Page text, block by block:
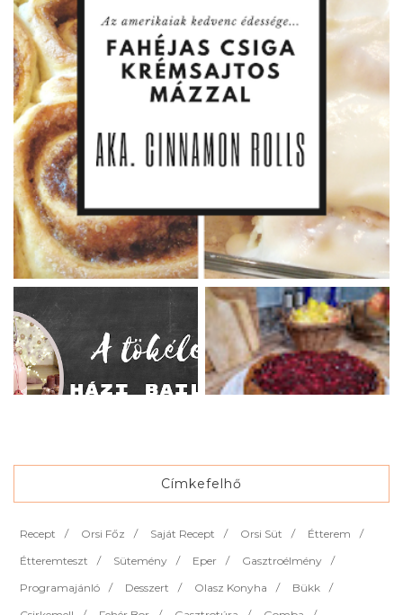
Címkefelhő
Recept Orsi Főz Saját Recept Orsi Süt
Étterem
Étteremteszt
Sütemény Eper
Gasztroélmény
Programajánló
Desszert Olasz Konyha
Bükk